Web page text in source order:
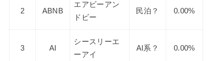
2 ABNB
エアビーアン
ドビー
民泊？ 0.00%
3 AI
シースリーエ
ーアイ
AI系？ 0.00%